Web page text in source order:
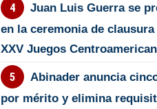
Juan Luis Guerra se
en la ceremonia de
XXV Juegos
Abinader anuncia
por mérito y elimina